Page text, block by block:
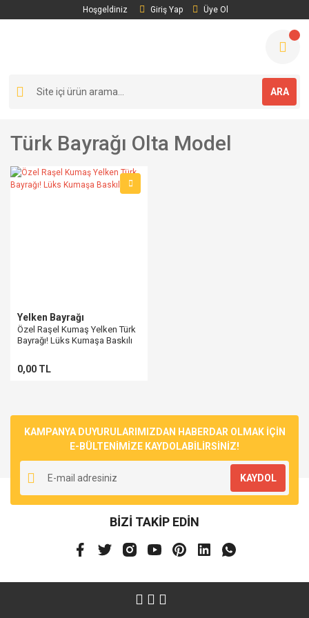
Hoşgeldiniz Giriş Yap Üye Ol
ARA
Türk Bayrağı Olta Model
Yelken Bayrağı
Özel Raşel Kumaş Yelken Türk
Bayrağı! Lüks Kumaşa Baskılı
0,00 TL
KAMPANYA DUYURULARIMIZDAN HABERDAR OLMAK İÇİN
E-BÜLTENİMİZE KAYDOLABİLİRSİNİZ!
KAYDOL
BİZİ TAKİP EDİN